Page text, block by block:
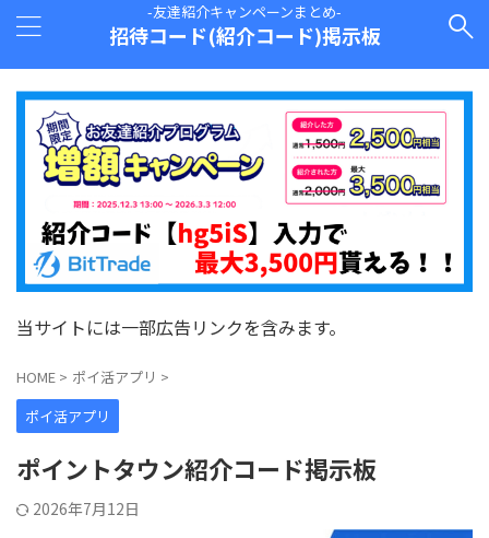
-友達紹介キャンペーンまとめ-
招待コード(紹介コード)掲示板
当サイトには一部広告リンクを含みます。
HOME > ポイ活アプリ >
ポイ活アプリ
ポイントタウン紹介コード掲示板
2026年7月12日